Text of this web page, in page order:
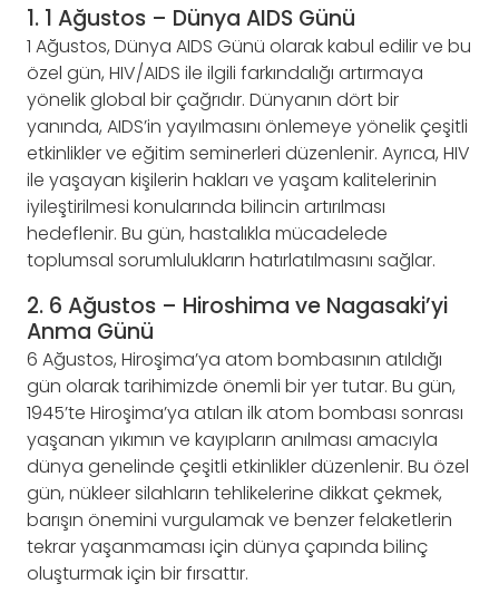
1. 1 Ağustos – Dünya AIDS Günü
1 Ağustos, Dünya AIDS Günü olarak kabul edilir ve bu
özel gün, HIV/AIDS ile ilgili farkındalığı artırmaya
yönelik global bir çağrıdır. Dünyanın dört bir
yanında, AIDS’in yayılmasını önlemeye yönelik çeşitli
etkinlikler ve eğitim seminerleri düzenlenir. Ayrıca, HIV
ile yaşayan kişilerin hakları ve yaşam kalitelerinin
iyileştirilmesi konularında bilincin artırılması
hedeflenir. Bu gün, hastalıkla mücadelede
toplumsal sorumlulukların hatırlatılmasını sağlar.
2. 6 Ağustos – Hiroshima ve Nagasaki’yi
Anma Günü
6 Ağustos, Hiroşima’ya atom bombasının atıldığı
gün olarak tarihimizde önemli bir yer tutar. Bu gün,
1945’te Hiroşima’ya atılan ilk atom bombası sonrası
yaşanan yıkımın ve kayıpların anılması amacıyla
dünya genelinde çeşitli etkinlikler düzenlenir. Bu özel
gün, nükleer silahların tehlikelerine dikkat çekmek,
barışın önemini vurgulamak ve benzer felaketlerin
tekrar yaşanmaması için dünya çapında bilinç
oluşturmak için bir fırsattır.